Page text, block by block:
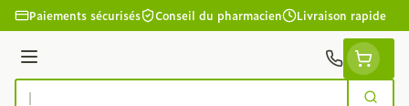
Aller au contenu
Paiements sécurisés Conseil du pharmacien Livraison rapide
Menu